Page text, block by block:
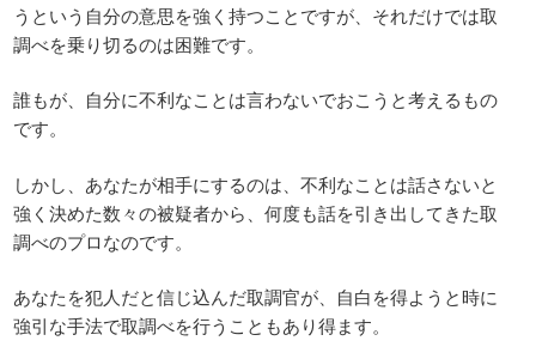
うという自分の意思を強く持つことですが、それだけでは取
調べを乗り切るのは困難です。
誰もが、自分に不利なことは言わないでおこうと考えるもの
です。
しかし、あなたが相手にするのは、不利なことは話さないと
強く決めた数々の被疑者から、何度も話を引き出してきた取
調べのプロなのです。
あなたを犯人だと信じ込んだ取調官が、自白を得ようと時に
強引な手法で取調べを行うこともあり得ます。